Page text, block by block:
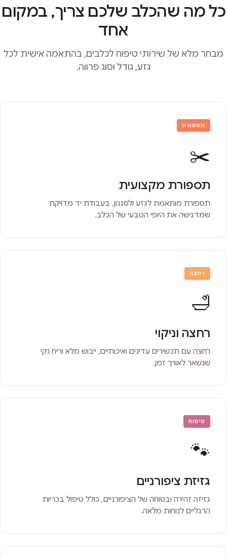
כל מה שהכלב שלכם צריך, במקום
אחד
מבחר מלא של שירותי טיפוח לכלבים, בהתאמה אישית לכל
גזע, גודל וסוג פרווה.
תספורת
✂️
תספורת מקצועית
תספורת מותאמת לגזע ולסגנון, בעבודת יד מדויקת
שמדגישה את היופי הטבעי של הכלב.
רחצה
🛁
רחצה וניקוי
רחצה עם תכשירים עדינים ואיכותיים, ייבוש מלא וריח נקי
שנשאר לאורך זמן.
טיפוח
🐾
גזיזת ציפורניים
גזיזה זהירה ובטוחה של הציפורניים, כולל טיפול בכריות
הרגליים לנוחות מלאה.